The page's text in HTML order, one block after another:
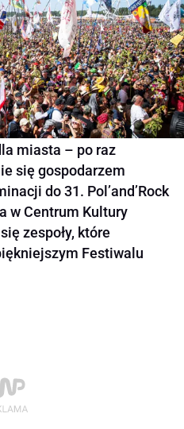
miasta – po raz
się gospodarzem
do 31. Pol’and’Rock
w Centrum Kultury
zespoły, które
Festiwalu